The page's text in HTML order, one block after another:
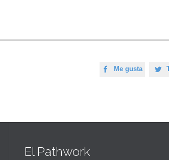
 Me gusta 
El Pathwork